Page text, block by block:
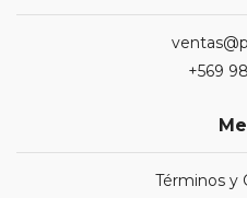
+569
Términos y